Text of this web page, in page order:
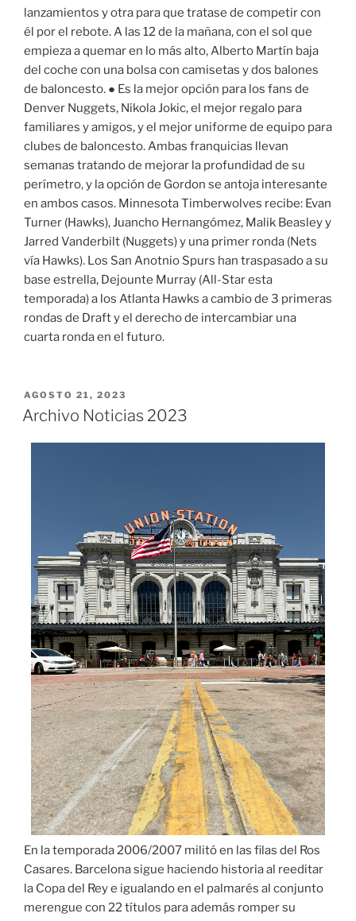
lanzamientos y otra para que tratase de competir con
él por el rebote. A las 12 de la mañana, con el sol que
empieza a quemar en lo más alto, Alberto Martín baja
del coche con una bolsa con camisetas y dos balones
de baloncesto. ● Es la mejor opción para los fans de
Denver Nuggets, Nikola Jokic, el mejor regalo para
familiares y amigos, y el mejor uniforme de equipo para
clubes de baloncesto. Ambas franquicias llevan
semanas tratando de mejorar la profundidad de su
perímetro, y la opción de Gordon se antoja interesante
en ambos casos. Minnesota Timberwolves recibe: Evan
Turner (Hawks), Juancho Hernangómez, Malik Beasley y
Jarred Vanderbilt (Nuggets) y una primer ronda (Nets
vía Hawks). Los San Anotnio Spurs han traspasado a su
base estrella, Dejounte Murray (All-Star esta
temporada) a los Atlanta Hawks a cambio de 3 primeras
rondas de Draft y el derecho de intercambiar una
cuarta ronda en el futuro.
PUBLICADO
EL
AGOSTO 21, 2023
Archivo Noticias 2023
En la temporada 2006/2007 militó en las filas del Ros
Casares. Barcelona sigue haciendo historia al reeditar
la Copa del Rey e igualando en el palmarés al conjunto
merengue con 22 títulos para además romper su